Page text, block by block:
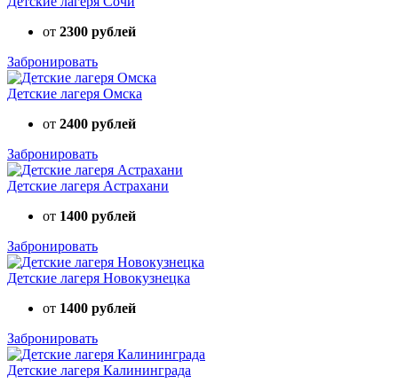
от 2300 рублей
Забронировать
Детские лагеря Омска
от 2400 рублей
Забронировать
Детские лагеря Астрахани
от 1400 рублей
Забронировать
Детские лагеря Новокузнецка
от 1400 рублей
Забронировать
Детские лагеря Калининграда